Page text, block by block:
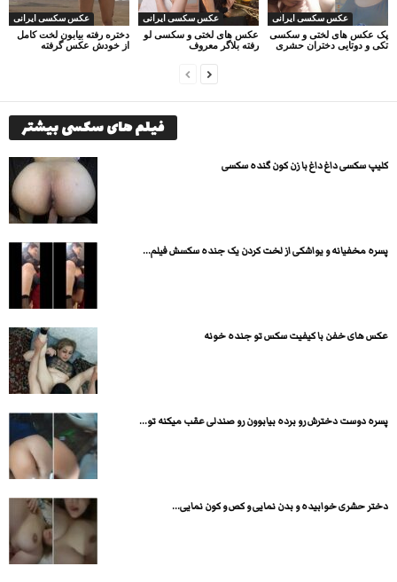
عکس سکسی ایرانی
دختره رفته بیابون لخت کامل
از خودش عکس گرفته
عکس سکسی ایرانی
عکس های لختی و سکسی لو
رفته بلاگر معروف
عکس سکسی ایرانی
پک عکس های لختی و سکسی
تکی و دوتایی دختران حشری
فیلم های سکسی بیشتر
کلیپ سکسی داغ داغ با زن کون گنده سکسی
پسره مخفیانه و یواشکی از لخت کردن یک جنده سکسش فیلم...
عکس های خفن با کیفیت سکس تو جنده خونه
پسره دوست دخترش رو برده بیابوون رو صندلی عقب میکنه تو...
دختر حشری خوابیده و بدن نمایی و کص و کون نمایی...